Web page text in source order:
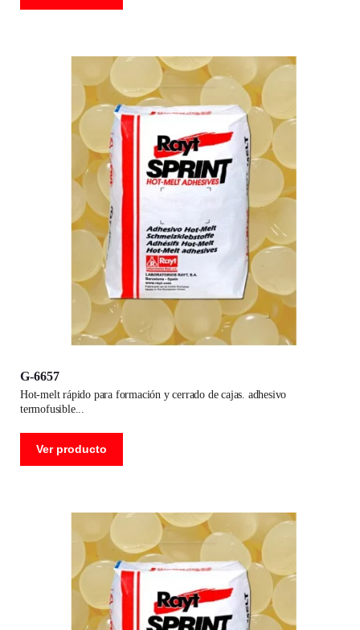
G-6657
hot-melt rápido para formación y cerrado de cajas. adhesivo
termofusible
Ver producto